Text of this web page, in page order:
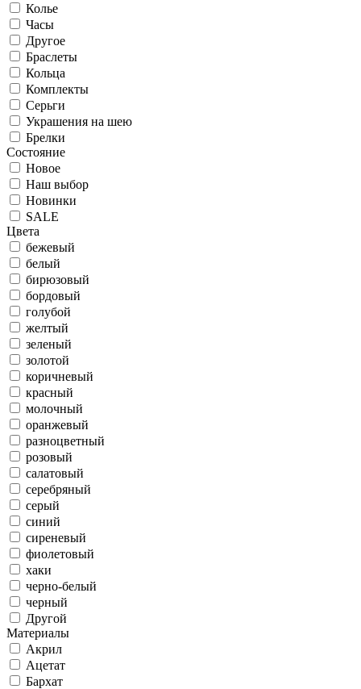
Колье
Часы
Другое
Браслеты
Кольца
Комплекты
Серьги
Украшения на шею
Брелки
Состояние
Новое
Наш выбор
Новинки
SALE
Цвета
бежевый
белый
бирюзовый
бордовый
голубой
желтый
зеленый
золотой
коричневый
красный
молочный
оранжевый
разноцветный
розовый
салатовый
серебряный
серый
синий
сиреневый
фиолетовый
хаки
черно-белый
черный
Другой
Материалы
Акрил
Ацетат
Бархат